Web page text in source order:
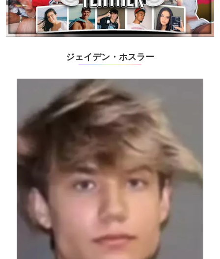
ジェイデン・ホスラー